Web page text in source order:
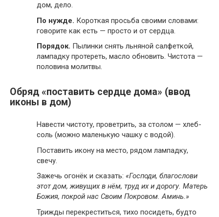
дом, дело.
По нужде. Короткая просьба своими словами:
говорите как есть — просто и от сердца.
Порядок. Пылинки снять льняной салфеткой,
лампадку протереть, масло обновить. Чистота —
половина молитвы.
Обряд «поставить сердце дома» (ввод
иконы в дом)
Навести чистоту, проветрить, за столом — хлеб-
соль (можно маленькую чашку с водой).
Поставить икону на место, рядом лампадку,
свечу.
Зажечь огонёк и сказать: «Господи, благослови
этот дом, живущих в нём, труд их и дорогу. Матерь
Божия, покрой нас Своим Покровом. Аминь.»
Трижды перекреститься, тихо посидеть, будто